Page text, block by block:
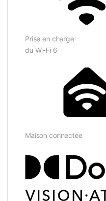
Prise en charge
du Wi-Fi 6
Maison connectée